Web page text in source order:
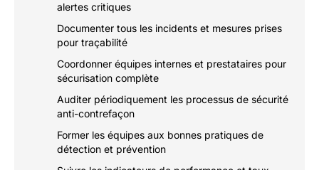
alertes critiques
Documenter tous les incidents et mesures prises
pour traçabilité
Coordonner équipes internes et prestataires pour
sécurisation complète
Auditer périodiquement les processus de sécurité
anti-contrefaçon
Former les équipes aux bonnes pratiques de
détection et prévention